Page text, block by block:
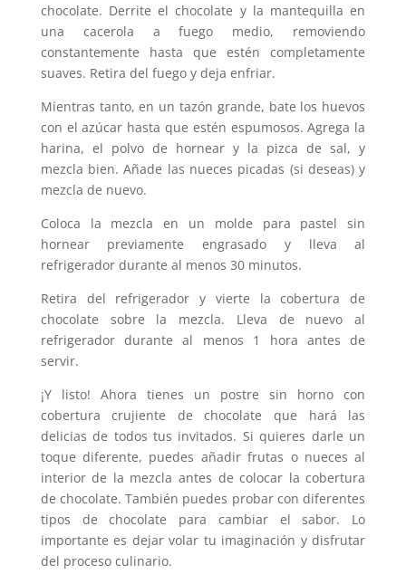
chocolate. Derrite el chocolate y la mantequilla en
una cacerola a fuego medio, removiendo
constantemente hasta que estén completamente
suaves. Retira del fuego y deja enfriar.
Mientras tanto, en un tazón grande, bate los huevos
con el azúcar hasta que estén espumosos. Agrega la
harina, el polvo de hornear y la pizca de sal, y
mezcla bien. Añade las nueces picadas (si deseas) y
mezcla de nuevo.
Coloca la mezcla en un molde para pastel sin
hornear previamente engrasado y lleva al
refrigerador durante al menos 30 minutos.
Retira del refrigerador y vierte la cobertura de
chocolate sobre la mezcla. Lleva de nuevo al
refrigerador durante al menos 1 hora antes de
servir.
¡Y listo! Ahora tienes un postre sin horno con
cobertura crujiente de chocolate que hará las
delicias de todos tus invitados. Si quieres darle un
toque diferente, puedes añadir frutas o nueces al
interior de la mezcla antes de colocar la cobertura
de chocolate. También puedes probar con diferentes
tipos de chocolate para cambiar el sabor. Lo
importante es dejar volar tu imaginación y disfrutar
del proceso culinario.